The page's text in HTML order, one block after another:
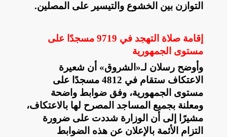
التوازن بين الخشوع والتيسير على المصلين.
إقامة صلاة التهجد في 9719 مسجدًا على
مستوى الجمهورية
وأوضح رسلان لـ«الشروق» أن شعيرة
الاعتكاف ستقام في 4812 مسجدًا على
مستوى الجمهورية، وفق ضوابط واضحة
ومعلنة بجميع المساجد المصرح لها بالاعتكاف،
مشيرًا إلى أن الوزارة شددت على ضرورة
التزام الأئمة بالإعلان عن هذه الضوابط